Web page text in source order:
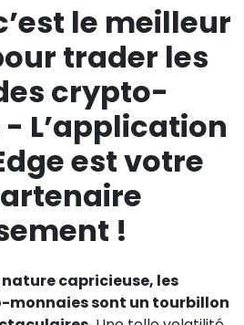
le meilleur
trader les
crypto-
L’application
est votre
!
capricieuse, les
monnaies sont un tourbillon